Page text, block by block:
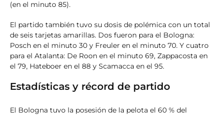
(en el minuto 85).
El partido también tuvo su dosis de polémica con un total
de seis tarjetas amarillas. Dos fueron para el Bologna:
Posch en el minuto 30 y Freuler en el minuto 70. Y cuatro
para el Atalanta: De Roon en el minuto 69, Zappacosta en
el 79, Hateboer en el 88 y Scamacca en el 95.
Estadísticas y récord de partido
El Bologna tuvo la posesión de la pelota el 60 % del